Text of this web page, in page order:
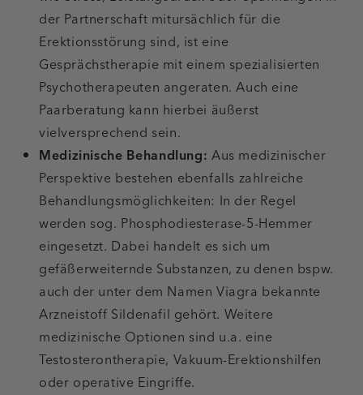
der Partnerschaft mitursächlich für die
Erektionsstörung sind, ist eine
Gesprächstherapie mit einem spezialisierten
Psychotherapeuten angeraten. Auch eine
Paarberatung kann hierbei äußerst
vielversprechend sein.
Medizinische Behandlung: Aus medizinischer
Perspektive bestehen ebenfalls zahlreiche
Behandlungsmöglichkeiten: In der Regel
werden sog. Phosphodiesterase-5-Hemmer
eingesetzt. Dabei handelt es sich um
gefäßerweiternde Substanzen, zu denen bspw.
auch der unter dem Namen Viagra bekannte
Arzneistoff Sildenafil gehört. Weitere
medizinische Optionen sind u.a. eine
Testosterontherapie, Vakuum-Erektionshilfen
oder operative Eingriffe.